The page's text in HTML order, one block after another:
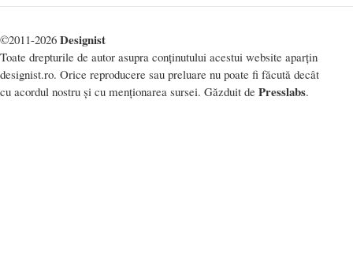
©2011-2026 Designist
Toate drepturile de autor asupra conținutului acestui website aparțin
designist.ro. Orice reproducere sau preluare nu poate fi făcută decât
cu acordul nostru și cu menționarea sursei. Găzduit de Presslabs.